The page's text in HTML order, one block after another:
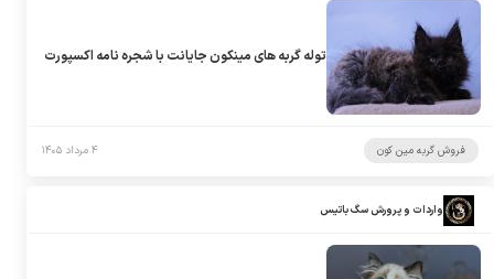
توله گربه های مینکون جایانت با شجره نامه اکسپورت
فروش گربه مین کون ۴ مرداد ۱۴۰۵
واردات و پرورش سگ باتیس